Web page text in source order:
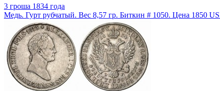
3 гроша 1834 года
Медь. Гурт рубчатый. Вес 8,57 гр. Биткин # 1050. Цена 1850